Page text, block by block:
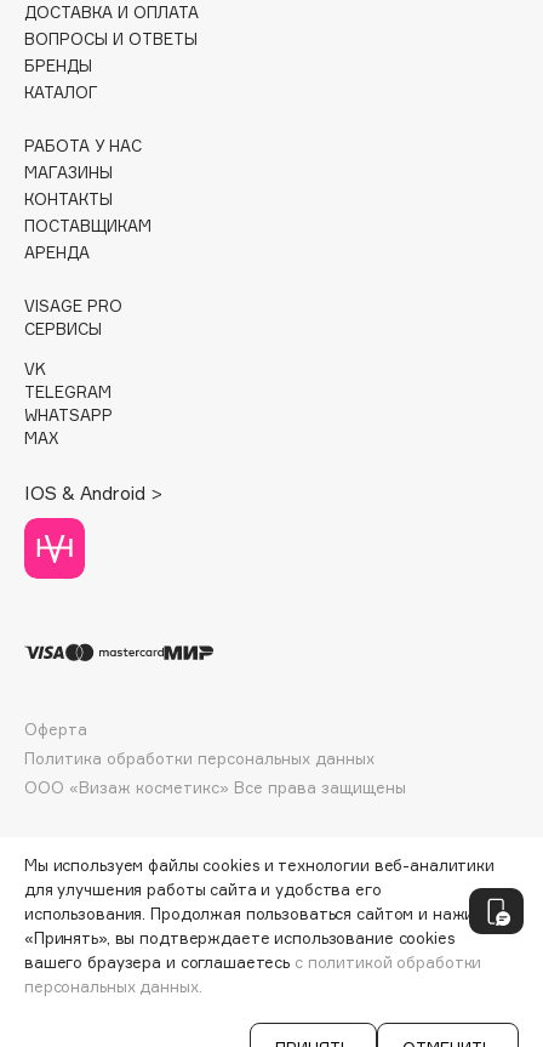
Consly
Corimo
CosRX
Crescina
Cunzite
Curaprox
D
DABO
DARLING*
Davines
Deonica
Dessange
Dolce & Gabbana
Dorco
DP Daily Perfection
Dr. Vranjes Firenze
Dr.Ceuracle
Dr.Jart+
Dyson
СООБЩИТЬ О ПОСТУПЛЕНИИ
ДОСТАВКА И ОПЛАТА
ВОПРОСЫ И ОТВЕТЫ
БРЕНДЫ
КАТАЛОГ
РАБОТА У НАС
МАГАЗИНЫ
КОНТАКТЫ
ПОСТАВЩИКАМ
АРЕНДА
VISAGE PRO
СЕРВИСЫ
VK
TELEGRAM
WHATSAPP
MAX
IOS & Android >
ООО «Визаж косметикс» Все права защищены
Оферта
Политика обработки персональных данных
Мы используем файлы cookies и технологии веб-аналитики
для улучшения работы сайта и удобства его
использования. Продолжая пользоваться сайтом и нажимая
«Принять», вы подтверждаете использование cookies
вашего браузера и соглашаетесь с политикой обработки
персональных данных.